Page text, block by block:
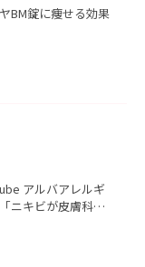
BM錠に痩せる効果
アルバアレルギ
ニキビが皮膚科で